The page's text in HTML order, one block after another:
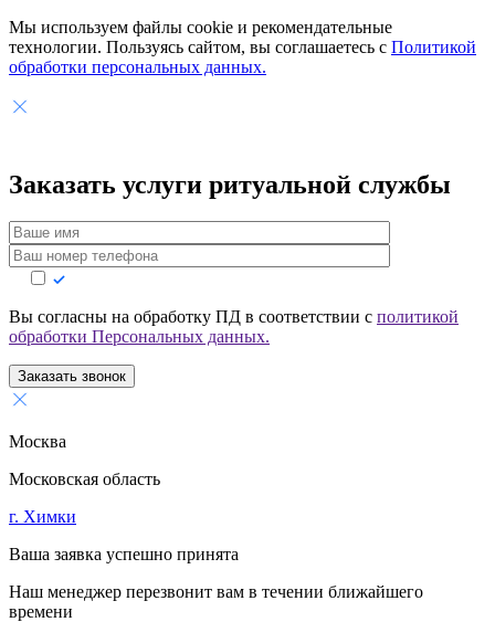
Мы используем файлы cookie и рекомендательные
технологии. Пользуясь сайтом, вы соглашаетесь с Политикой
обработки персональных данных.
Заказать услуги ритуальной службы
Вы согласны на обработку ПД в соответствии с политикой
обработки Персональных данных.
Заказать звонок
Москва
Московская область
г. Химки
Ваша заявка успешно принята
Наш менеджер перезвонит вам в течении ближайшего
времени